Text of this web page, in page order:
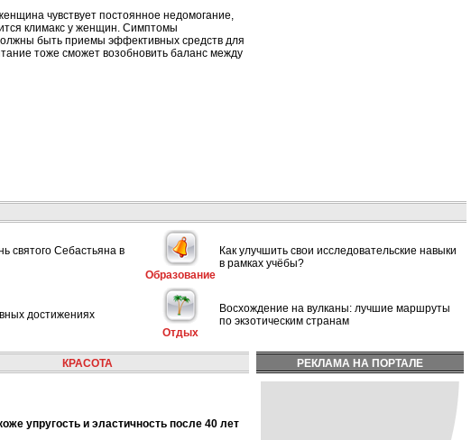
чувствует постоянное недомогание,
климакс у женщин. Симптомы
быть приемы эффективных средств для
тоже сможет возобновить баланс между
святого Себастьяна в
Образование
Как улучшить свои исследовательские навыки
в рамках учёбы?
достижениях
Отдых
Восхождение на вулканы: лучшие маршруты
по экзотическим странам
КРАСОТА
коже упругость и эластичность после 40 лет
РЕКЛАМА НА ПОРТАЛЕ